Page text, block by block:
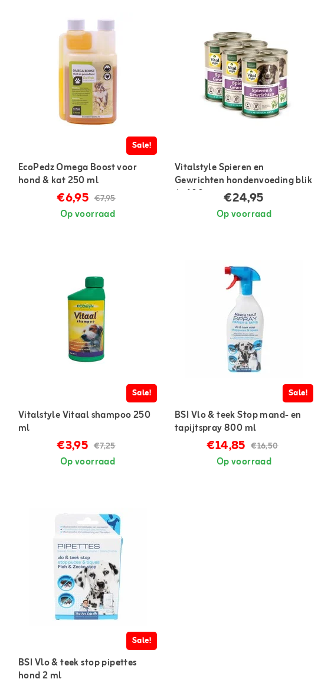
Sale!
EcoPedz Omega Boost voor
hond & kat 250 ml
€6,95 €7,95
Op voorraad
Vitalstyle Spieren en
Gewrichten hondenvoeding blik
6x400 gram€24,95
Op voorraad
Sale!
Vitalstyle Vitaal shampoo 250
ml
€3,95 €7,25
Op voorraad
Sale!
BSI Vlo & teek Stop mand- en
tapijtspray 800 ml
€14,85 €16,50
Op voorraad
Sale!
BSI Vlo & teek stop pipettes